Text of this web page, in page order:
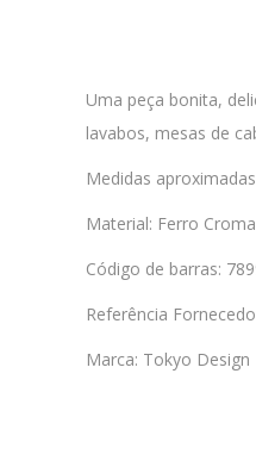
Uma peça bonita,
lavabos, mesas de
Medidas
Material: Ferro
Código de barras:
Referência
Marca: Tokyo Design